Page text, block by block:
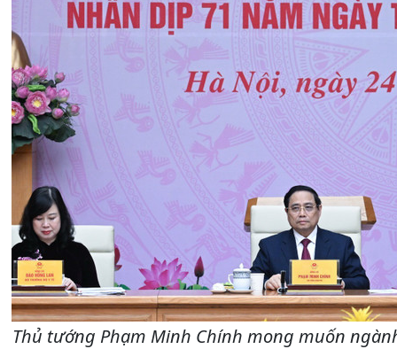
Thủ tướng Phạm Minh Chính mong muốn